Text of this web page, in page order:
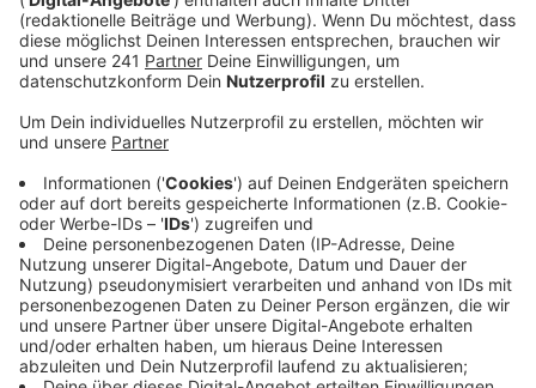
Veröffentlicht:Mittwoch, 12.06.2024 11:23
Anzeige
Die Selbsthilfegruppe tritt auf der 5- und der 10-
Kilometer Strecke als Team an. Laufen und die durch
den Sport ausgeschütteten Hormone können mit ihrer
positiven Wirkung auf den Körper bei der Behandlung
einer Depression helfen, außerdem ist die Teilnahme
auch für alle ein Schritt raus aus der Isolation. So will
die Gruppe Vorurteile aushebeln und auf die Krankheit
aufmerksam machen. Der EVL Halbmarathon startet